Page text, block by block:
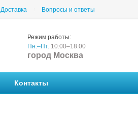
Доставка Вопросы и ответы
Режим работы:
Пн.–Пт. 10:00–18:00
город Москва
Контакты